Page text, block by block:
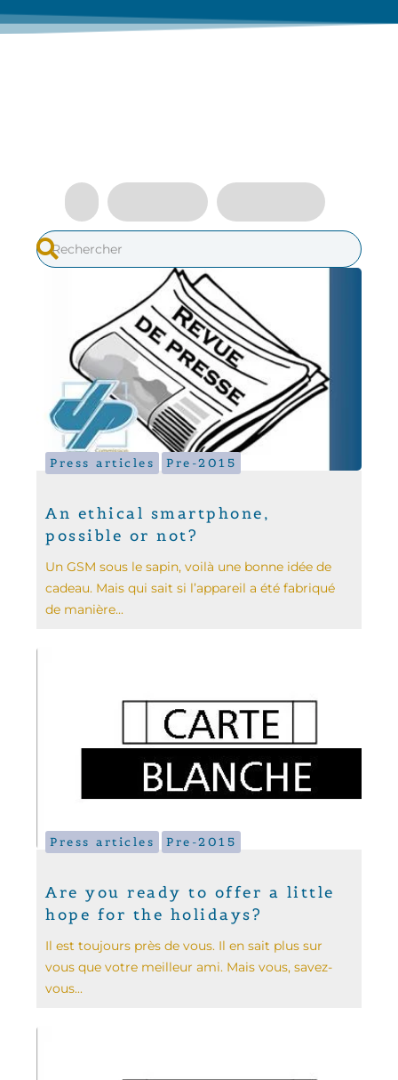
Press articles Pre-2015
An ethical smartphone,
possible or not?
Un GSM sous le sapin, voilà une bonne idée de
cadeau. Mais qui sait si l’appareil a été fabriqué
de manière...
Press articles Pre-2015
Are you ready to offer a little
hope for the holidays?
Il est toujours près de vous. Il en sait plus sur
vous que votre meilleur ami. Mais vous, savez-
vous...